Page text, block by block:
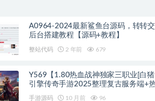
A0964-2024最新鲨鱼台源码，转转交
后台搭建教程【源码+教程】
整站代码 2 年前 679
Y569【1.80热血战神独家三职业[白
引擎传奇手游2025整理复古服务端+
手游源码 10 月前 96